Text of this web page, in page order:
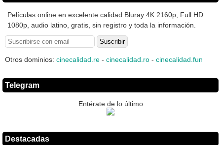
Películas online en excelente calidad Bluray 4K 2160p, Full HD
1080p, audio latino, gratis, sin registro y toda la información.
Otros dominios: cinecalidad.re - cinecalidad.ro - cinecalidad.fun
Telegram
Entérate de lo último
Destacadas